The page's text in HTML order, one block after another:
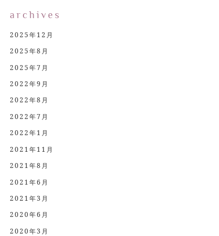
archives
2025年12月
2025年8月
2025年7月
2022年9月
2022年8月
2022年7月
2022年1月
2021年11月
2021年8月
2021年6月
2021年3月
2020年6月
2020年3月